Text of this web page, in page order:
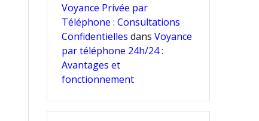
Voyance Privée par
Téléphone : Consultations
Confidentielles dansVoyance
par téléphone 24h/24 :
Avantages et
fonctionnement